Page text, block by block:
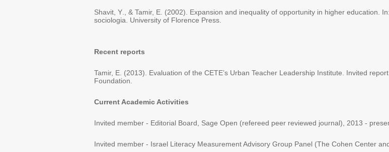
Shavit Y ., & Tamir, E. (2002). Expansion and inequality of opportunity in higher education.
sociologia. University of Florence Press
Recent reports
Tamir, E. (2013). Evaluation of the CETE’s Urban Teacher Leadership Institute. Invited
Foundation
Current Academic Activities
Invited member - Editorial Board, Sage Open (refereed peer reviewed journal), 2013 -
Invited member - Israel Literacy Measurement Advisory Group Panel (The Cohen Center